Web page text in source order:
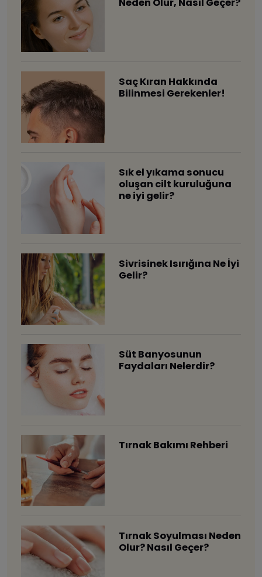
Neden Olur, Nasıl Geçer?
Saç Kıran Hakkında
Bilinmesi Gerekenler!
Sık el yıkama sonucu
oluşan cilt kuruluğuna
ne iyi gelir?
Sivrisinek Isırığına Ne İyi
Gelir?
Süt Banyosunun
Faydaları Nelerdir?
Tırnak Bakımı Rehberi
Tırnak Soyulması Neden
Olur? Nasıl Geçer?